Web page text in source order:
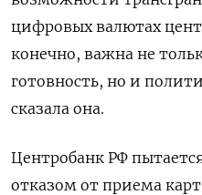
цифровых валютах
конечно, важна не
готовность, но и
сказала она.
Центробанк РФ
отказом от приема